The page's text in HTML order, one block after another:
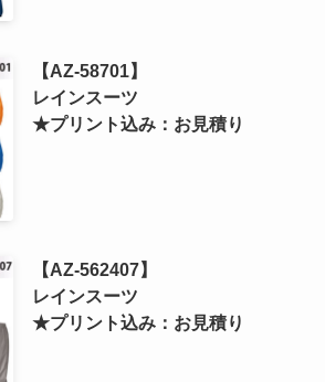
【AZ-58701】
レインスーツ
★プリント込み：お見積り
【AZ-562407】
レインスーツ
★プリント込み：お見積り